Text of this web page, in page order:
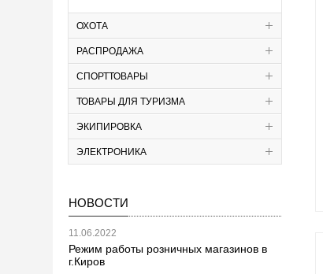
ОХОТА
РАСПРОДАЖА
СПОРТТОВАРЫ
ТОВАРЫ ДЛЯ ТУРИЗМА
ЭКИПИРОВКА
ЭЛЕКТРОНИКА
НОВОСТИ
11.06.2022
Режим работы розничных магазинов в
г.Киров